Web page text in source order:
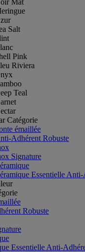
Mat
Salt
Pink
Riviera
Teal
Catégorie
émaillée
Adhérent Robuste
Signature
Essentielle
Robuste
Essentielle Anti-